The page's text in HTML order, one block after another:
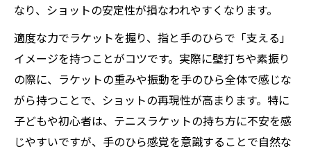
なり、ショットの安定性が損なわれやすくなります。
適度な力でラケットを握り、指と手のひらで「支える」
イメージを持つことがコツです。実際に壁打ちや素振り
の際に、ラケットの重みや振動を手のひら全体で感じな
がら持つことで、ショットの再現性が高まります。特に
子どもや初心者は、テニスラケットの持ち方に不安を感
じやすいですが、手のひら感覚を意識することで自然な